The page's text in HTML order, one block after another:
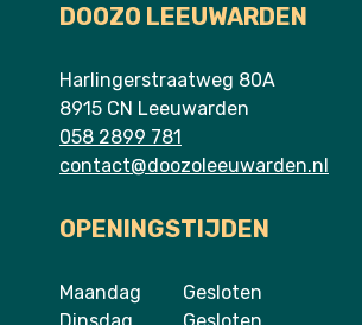
DOOZO LEEUWARDEN
Harlingerstraatweg 80A
8915 CN Leeuwarden
058 2899 781
contact@doozoleeuwarden.nl
OPENINGSTIJDEN
Maandag
Gesloten
Dinsdag
Gesloten